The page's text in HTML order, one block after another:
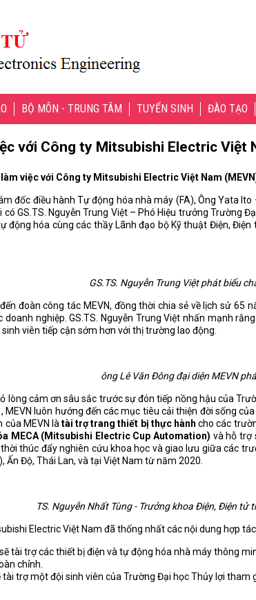
BỘ MÔN - TRUNG TÂM TUYỂN SINH ĐÀO TẠO
với Công ty Mitsubishi Electric Việt
việc với Công ty Mitsubishi Electric Việt Nam
đốc điều hành Tự động hóa nhà máy (FA), Ông Yata
GS.TS. Nguyễn Trung Việt – Phó Hiệu trưởng Trường
động hóa cùng các thầy Lãnh đạo bộ Kỹ thuật Điện,
GS.TS. Nguyễn Trung Việt phát biểu
đoàn công tác MEVN, đồng thời chia sẻ về lịch sử
nghiệp. GS.TS. Nguyễn Trung Việt nhấn mạnh
viên tiếp cận sớm hơn với thị trường lao động.
ông Lê Văn Đông đại diện MEVN
lòng cảm ơn sâu sắc trước sự đón tiếp nồng hậu của
luôn hướng đến các mục tiêu cải thiện đời sống
MEVN là tài trợ trang thiết bị thực hành cho các
MECA (Mitsubishi Electric Cup Automation) và hỗ trợ
thúc đẩy nghiên cứu khoa học và giao lưu giữa các
Độ, Thái Lan, và tại Việt Nam từ năm 2020.
TS. Nguyễn Nhất Tùng - Trưởng khoa Điện, Điện tử
Electric Việt Nam đã thống nhất các nội dung hợp
sẽ tài trợ các thiết bị điện và tự động hóa nhà máy thông
chỉnh.
tài trợ một đội sinh viên của Trường Đại học Thủy lợi